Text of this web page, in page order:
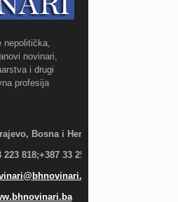
nepolitička,
novinari,
i drugi
profesija
Bosna i Hercegovina;
818;+387 33 255 600